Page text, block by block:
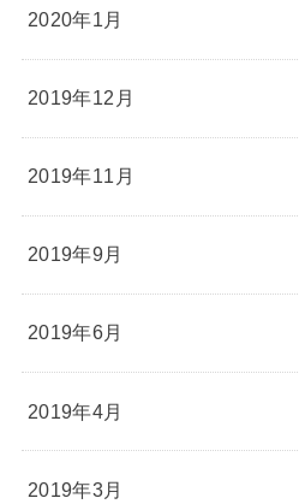
2020年1月
2019年12月
2019年11月
2019年9月
2019年6月
2019年4月
2019年3月